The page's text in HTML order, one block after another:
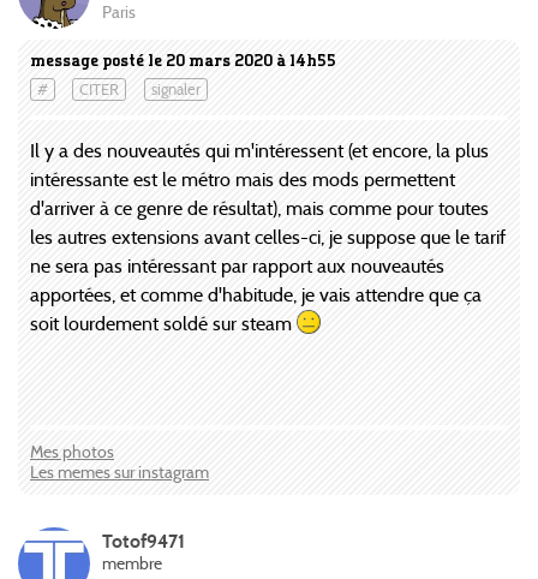
message posté le 20 mars 2020 à 14h55
# CITER signaler
Paris
Il y a des nouveautés qui m'intéressent (et encore, la plus
intéressante est le métro mais des mods permettent
d'arriver à ce genre de résultat), mais comme pour toutes
les autres extensions avant celles-ci, je suppose que le tarif
ne sera pas intéressant par rapport aux nouveautés
apportées, et comme d'habitude, je vais attendre que ça
soit lourdement soldé sur steam
Mes photos
Les memes sur instagram
Totof9471
membre